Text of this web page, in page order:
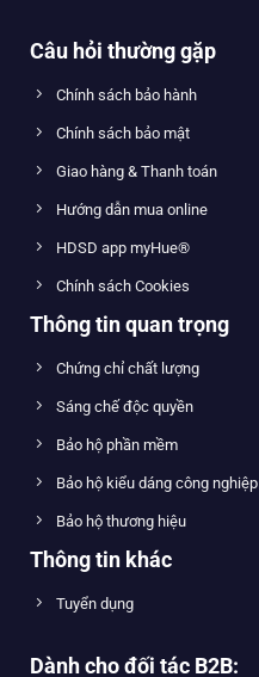
Câu hỏi thường gặp
Chính sách bảo hành
Chính sách bảo mật
Giao hàng & Thanh toán
Hướng dẫn mua online
HDSD app myHue®
Chính sách Cookies
Thông tin quan trọng
Chứng chỉ chất lượng
Sáng chế độc quyền
Bảo hộ phần mềm
Bảo hộ kiểu dáng công nghiệp
Bảo hộ thương hiệu
Thông tin khác
Tuyển dụng
Dành cho đối tác B2B: